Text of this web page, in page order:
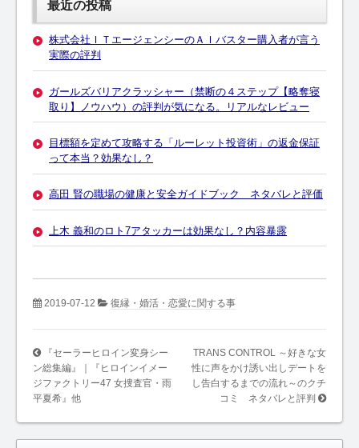
最近の投稿
株式会社ＩＴエージェンシーのＡＩバスター購入者が言う
実際の評判
ガールズバリアクラッシャー（禁断の４ステップ【略奪寝
取り】ノウハウ）の評判が気になる。リアルなレビュー
目標額を定めて攻略する「ルーレット投資術」の返金保証
って本当？効果なし？
高田 賢の職場の健康と安全ガイドブック ネタバレと評価
上木 義和のロト7アタッカーは効果なし？内容暴露
2019-07-12 復縁・婚活・恋愛に関する事
『セーラーヒロイン変身シー
ン総集編』｜『ヒロインイメー
ジファクトリー47 女捜査官・雨
平夏希』他
TRANS CONTROL ～好きな女
性に声をかけ誘い出しデートを
し告白するまでの流れ～のクチ
コミ ネタバレと評判